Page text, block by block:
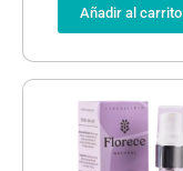
Añadir al carrito